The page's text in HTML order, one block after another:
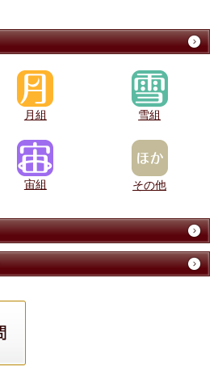
月組 雪組
宙組 その他